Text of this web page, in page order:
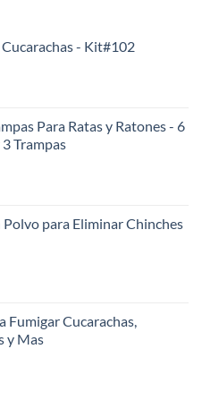
- Kit#102
Para Ratas y Ratones - 6
Trampas
Polvo para Eliminar Chinches
Fumigar Cucarachas,
y Mas